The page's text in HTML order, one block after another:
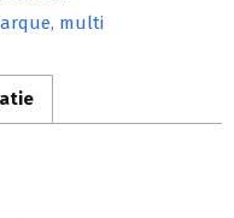
, multi